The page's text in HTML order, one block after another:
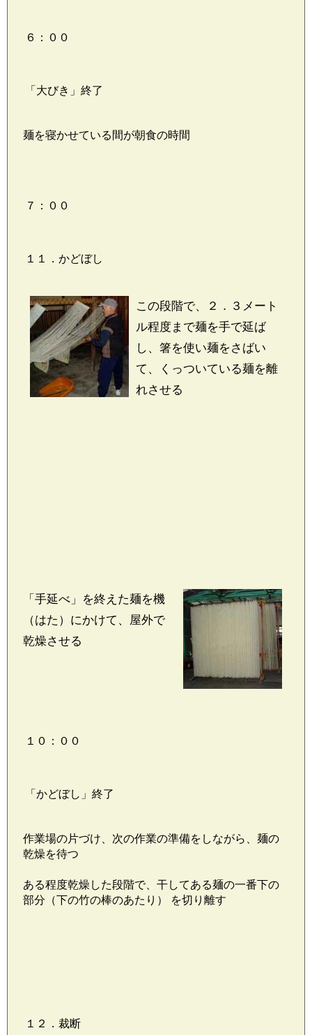
６：００
「大びき」終了
麺を寝かせている間が朝食の時間
７：００
１１．かどぼし
この段階で、２．３メート
ル程度まで麺を手で延ば
し、箸を使い麺をさばい
て、くっついている麺を離
れさせる
「手延べ」を終えた麺を機
（はた）にかけて、屋外で
乾燥させる
１０：００
「かどぼし」終了
作業場の片づけ、次の作業の準備をしながら、麺の
乾燥を待つ
ある程度乾燥した段階で、干してある麺の一番下の
部分（下の竹の棒のあたり） を切り離す
１２．裁断